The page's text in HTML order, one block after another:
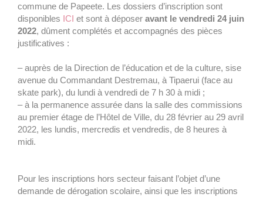
commune de Papeete. Les dossiers d’inscription sont
disponibles ICI et sont à déposer avant le vendredi 24 juin
2022, dûment complétés et accompagnés des pièces
justificatives :
– auprès de la Direction de l’éducation et de la culture, sise
avenue du Commandant Destremau, à Tipaerui (face au
skate park), du lundi à vendredi de 7 h 30 à midi ;
– à la permanence assurée dans la salle des commissions
au premier étage de l’Hôtel de Ville, du 28 février au 29 avril
2022, les lundis, mercredis et vendredis, de 8 heures à
midi.
Pour les inscriptions hors secteur faisant l’objet d’une
demande de dérogation scolaire, ainsi que les inscriptions